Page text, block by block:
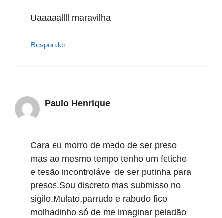
Uaaaaallll maravilha
Responder
Paulo Henrique
Cara eu morro de medo de ser preso
mas ao mesmo tempo tenho um fetiche
e tesão incontrolável de ser putinha para
presos.Sou discreto mas submisso no
sigilo.Mulato,parrudo e rabudo fico
molhadinho só de me imaginar peladão